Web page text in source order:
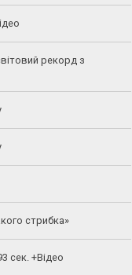
рекорд з
стрибка»
сек. +Відео